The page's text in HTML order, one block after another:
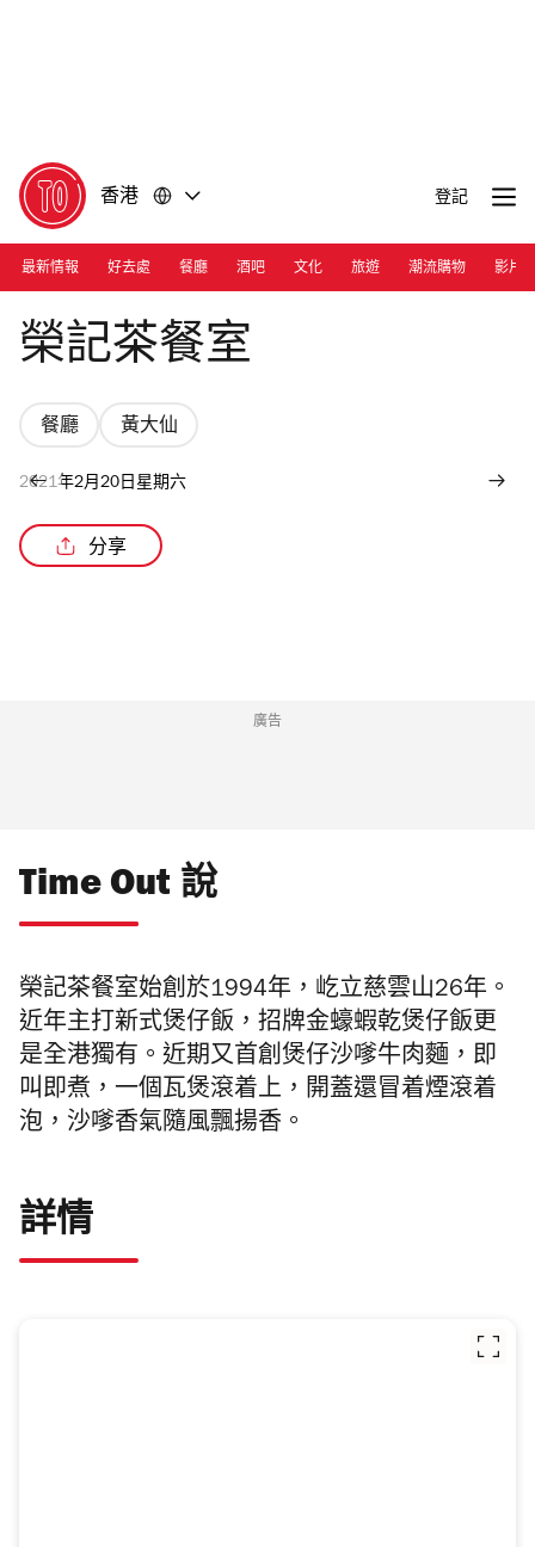
香港 登記
最新情報 好去處 餐廳 酒吧 文化 旅遊 潮流購物 影片
Photograph: Tam Wai Kin
榮記茶餐室
餐廳 黃大仙
2021年2月20日星期六
分享
廣告
Time Out 說
榮記茶餐室始創於1994年，屹立慈雲山26年。
近年主打新式煲仔飯，招牌金蠔蝦乾煲仔飯更
是全港獨有。近期又首創煲仔沙嗲牛肉麵，即
叫即煮，一個瓦煲滾着上，開蓋還冒着煙滾着
泡，沙嗲香氣隨風飄揚香。
詳情